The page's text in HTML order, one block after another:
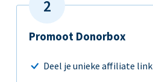
Promoot Donorbox
Deel je unieke affiliate link